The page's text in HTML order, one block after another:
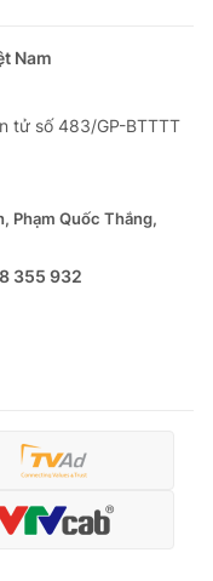
Nam
tử số 483/GP-BTTTT
Phạm Quốc Thắng,
355 932